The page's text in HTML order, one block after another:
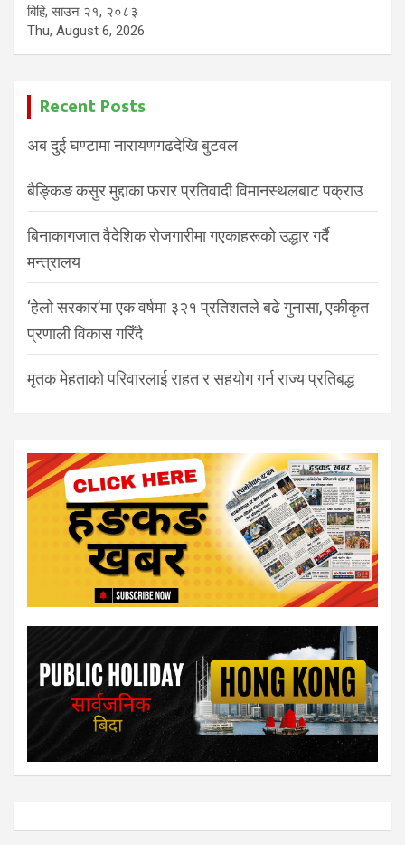
बिहि, साउन २१, २०८३
Thu, August 6, 2026
Recent Posts
अब दुई घण्टामा नारायणगढदेखि बुटवल
बैङ्किङ कसुर मुद्दाका फरार प्रतिवादी विमानस्थलबाट पक्राउ
बिनाकागजात वैदेशिक रोजगारीमा गएकाहरूको उद्धार गर्दै
मन्त्रालय
‘हेलो सरकार’मा एक वर्षमा ३२१ प्रतिशतले बढे गुनासा, एकीकृत
प्रणाली विकास गरिँदै
मृतक मेहताको परिवारलाई राहत र सहयोग गर्न राज्य प्रतिबद्ध